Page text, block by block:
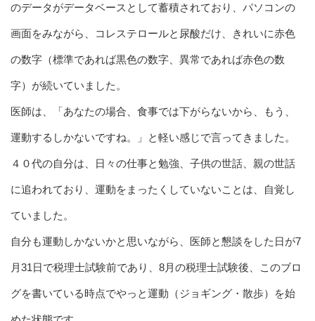
のデータがデータベースとして蓄積されており、パソコンの
画面をみながら、コレステロールと尿酸だけ、きれいに赤色
の数字（標準であれば黒色の数字、異常であれば赤色の数
字）が続いていました。
医師は、「あなたの場合、食事では下がらないから、もう、
運動するしかないですね。」と軽い感じで言ってきました。
４０代の自分は、日々の仕事と勉強、子供の世話、親の世話
に追われており、運動をまったくしていないことは、自覚し
ていました。
自分も運動しかないかと思いながら、医師と懇談をした日が7
月31日で税理士試験前であり、8月の税理士試験後、このブロ
グを書いている時点でやっと運動（ジョギング・散歩）を始